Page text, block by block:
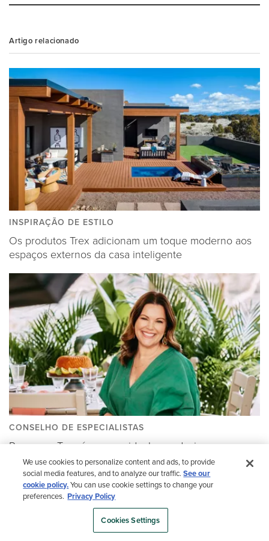
Artigo relacionado
INSPIRAÇÃO DE ESTILO
Os produtos Trex adicionam um toque moderno aos
espaços externos da casa inteligente
CONSELHO DE ESPECIALISTAS
Por que a Trex é a marca ideal para designers
We use cookies to personalize content and ads, to provide
social media features, and to analyze our traffic.See our
cookie policy.You can use cookie settings to change your
preferences. Privacy Policy
Cookies Settings